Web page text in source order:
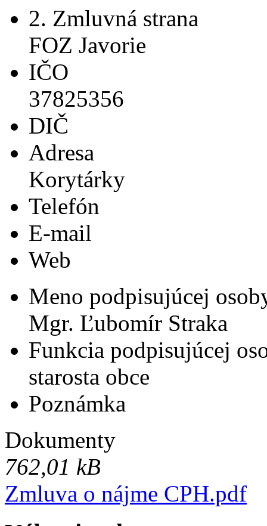
2. Zmluvná strana
FOZ Javorie
IČO
37825356
DIČ
Adresa
Korytárky
Telefón
E-mail
Web
Meno podpisujúcej
Mgr. Ľubomír Straka
Funkcia podpisujúcej
starosta obce
Poznámka
Dokumenty
762,01 kB
Zmluva o nájme CPH.pdf